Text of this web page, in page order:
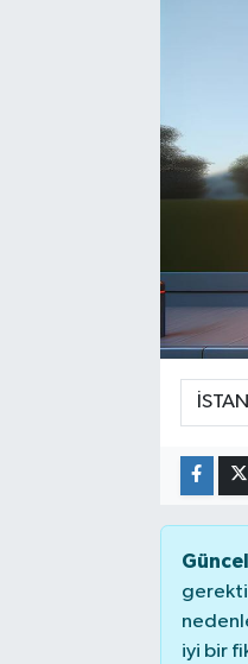
iyi bir
Son Dakika